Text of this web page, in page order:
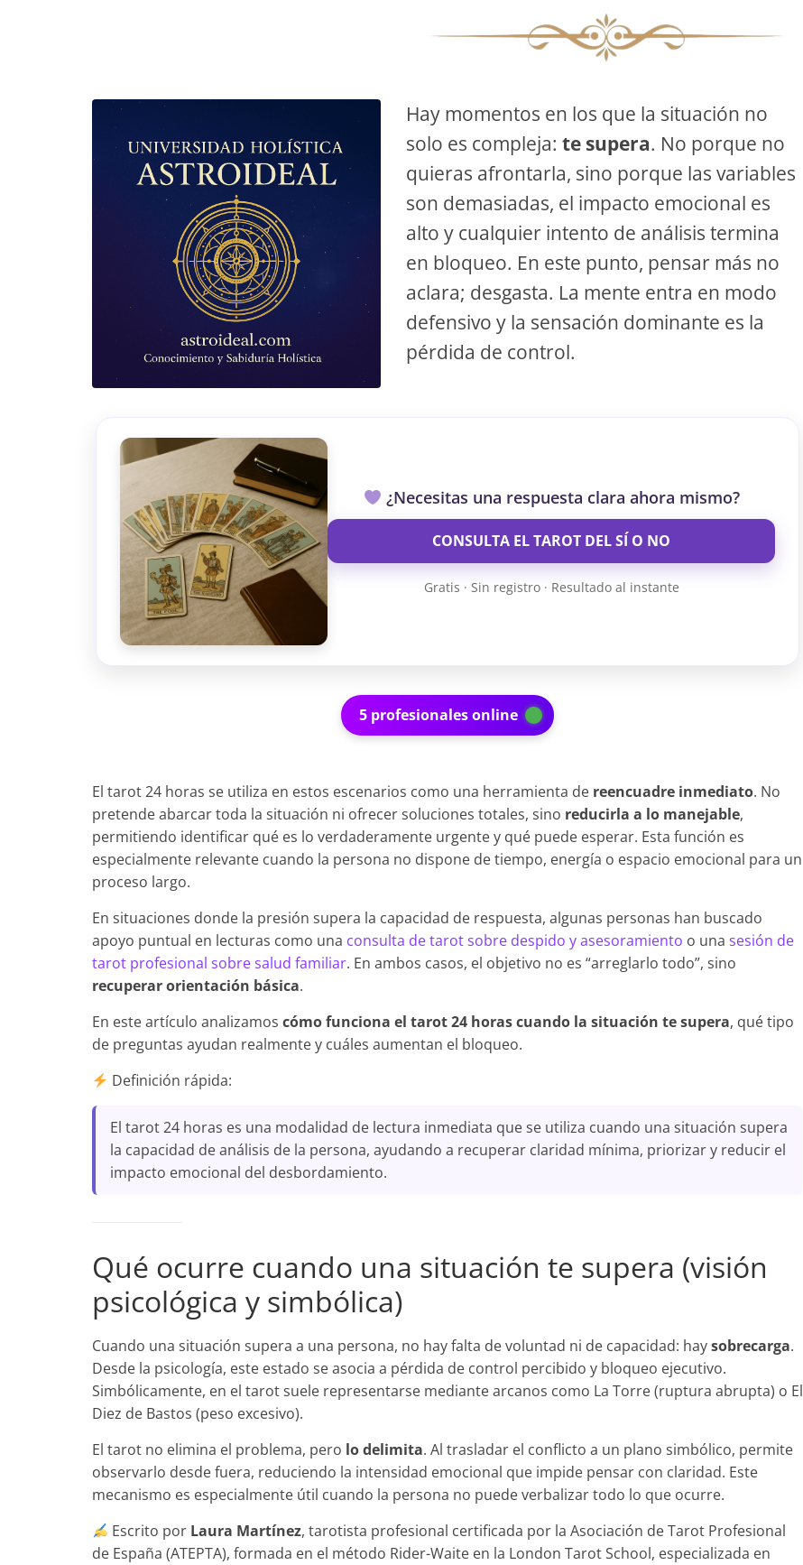
Hay momentos en los que la situación no
solo es compleja: te supera. No porque no
quieras afrontarla, sino porque las variables
son demasiadas, el impacto emocional es
alto y cualquier intento de análisis termina
en bloqueo. En este punto, pensar más no
aclara; desgasta. La mente entra en modo
defensivo y la sensación dominante es la
pérdida de control.
¿Necesitas una respuesta clara ahora mismo?
CONSULTA EL TAROT DEL SÍ O NO
Gratis · Sin registro · Resultado al instante
5 profesionales online
El tarot 24 horas se utiliza en estos escenarios como una herramienta de reencuadre inmediato. No
pretende abarcar toda la situación ni ofrecer soluciones totales, sino reducirla a lo manejable,
permitiendo identificar qué es lo verdaderamente urgente y qué puede esperar. Esta función es
especialmente relevante cuando la persona no dispone de tiempo, energía o espacio emocional para un
proceso largo.
En situaciones donde la presión supera la capacidad de respuesta, algunas personas han buscado
apoyo puntual en lecturas como una consulta de tarot sobre despido y asesoramiento o una sesión de
tarot profesional sobre salud familiar. En ambos casos, el objetivo no es “arreglarlo todo”, sino
recuperar orientación básica.
En este artículo analizamos cómo funciona el tarot 24 horas cuando la situación te supera, qué tipo
de preguntas ayudan realmente y cuáles aumentan el bloqueo.
Definición rápida:
El tarot 24 horas es una modalidad de lectura inmediata que se utiliza cuando una situación supera
la capacidad de análisis de la persona, ayudando a recuperar claridad mínima, priorizar y reducir el
impacto emocional del desbordamiento.
Qué ocurre cuando una situación te supera (visión
psicológica y simbólica)
Cuando una situación supera a una persona, no hay falta de voluntad ni de capacidad: haysobrecarga.
Desde la psicología, este estado se asocia a pérdida de control percibido y bloqueo ejecutivo.
Simbólicamente, en el tarot suele representarse mediante arcanos como La Torre (ruptura abrupta) o El
Diez de Bastos (peso excesivo).
El tarot no elimina el problema, pero lo delimita. Al trasladar el conflicto a un plano simbólico, permite
observarlo desde fuera, reduciendo la intensidad emocional que impide pensar con claridad. Este
mecanismo es especialmente útil cuando la persona no puede verbalizar todo lo que ocurre.
Escrito por Laura Martínez, tarotista profesional certificada por la Asociación de Tarot Profesional
de España (ATEPTA), formada en el método Rider-Waite en la London Tarot School, especializada en
✓ Sin cargos automáticos. El chat se detiene al finalizar el crédito